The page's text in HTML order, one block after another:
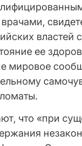
властей
ее
мировое
что «при